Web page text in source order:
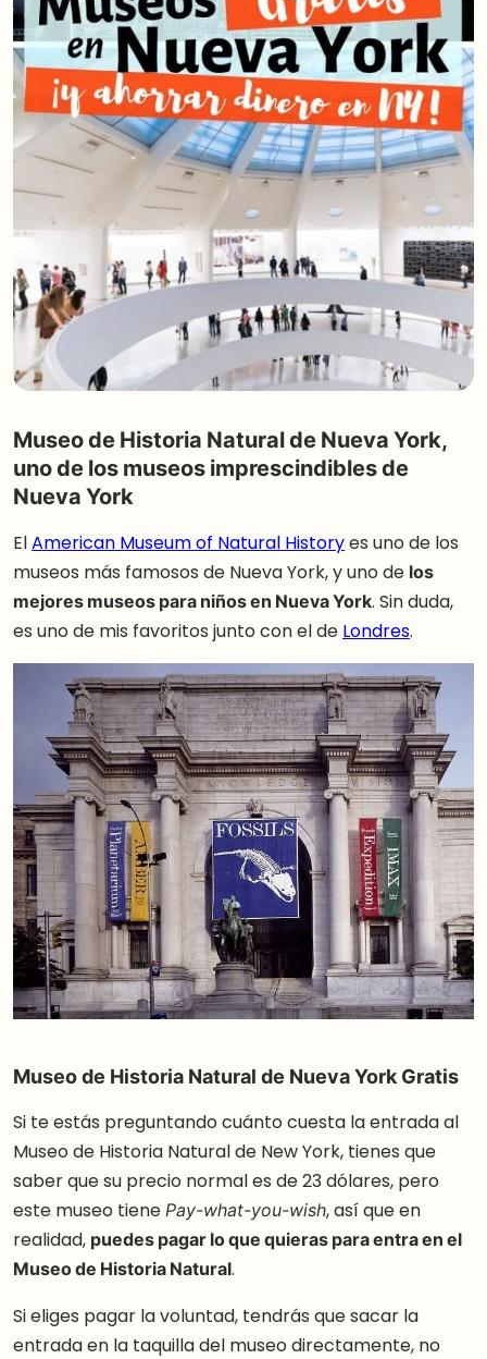
Museo de Historia Natural de Nueva York,
uno de los museos imprescindibles de
Nueva York
ElAmerican Museum of Natural Historyes uno de los
museos más famosos de Nueva York, y uno de los
mejores museos para niños en Nueva York. Sin duda,
es uno de mis favoritos junto con el de Londres.
Museo de Historia Natural de Nueva York Gratis
Si te estás preguntando cuánto cuesta la entrada al
Museo de Historia Natural de New York, tienes que
saber que su precio normal es de 23 dólares, pero
este museo tiene Pay-what-you-wish, así que en
realidad, puedes pagar lo que quieras para entra en el
Museo de Historia Natural.
Si eliges pagar la voluntad, tendrás que sacar la
entrada en la taquilla del museo directamente, no